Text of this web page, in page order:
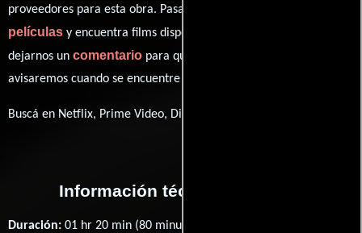
proveedores para esta obra. Pasa por nuestro catálogo de
películas y encuentra films disponibles. También puedes
dejarnos un comentario para que le demos prioridad y te
avisaremos cuando se encuentre disponible
Buscá en Netflix, Prime Video, Disney+
Información técnica y general
Duración: 01 hr 20 min (80 minutos) .